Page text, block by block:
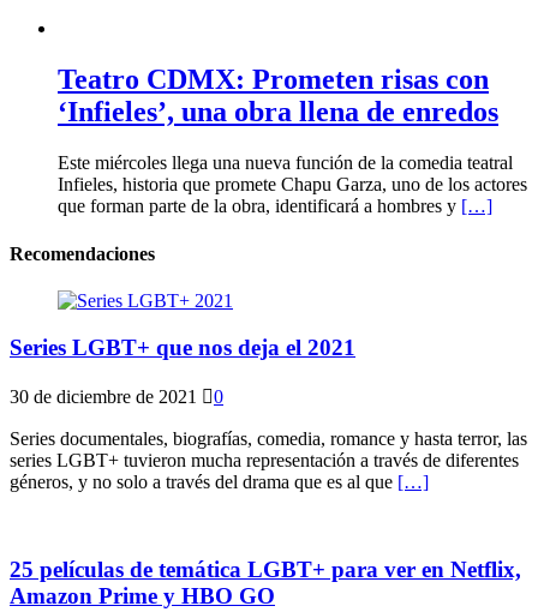
Teatro CDMX: Prometen risas con
‘Infieles’, una obra llena de enredos
Este miércoles llega una nueva función de la comedia teatral
Infieles, historia que promete Chapu Garza, uno de los actores
que forman parte de la obra, identificará a hombres y […]
Recomendaciones
Series LGBT+ que nos deja el 2021
30 de diciembre de 2021 0
Series documentales, biografías, comedia, romance y hasta terror, las
series LGBT+ tuvieron mucha representación a través de diferentes
géneros, y no solo a través del drama que es al que […]
25 películas de temática LGBT+ para ver en Netflix,
Amazon Prime y HBO GO